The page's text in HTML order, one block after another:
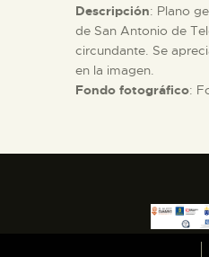
Descripción: Plano
de San Antonio de
circundante. Se
en la imagen.
Fondo fotográfico: